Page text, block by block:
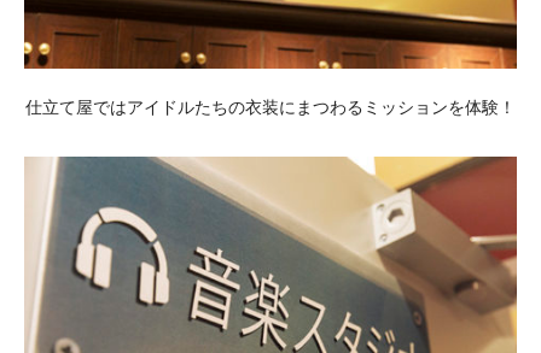
仕立て屋ではアイドルたちの衣装にまつわるミッションを体験！